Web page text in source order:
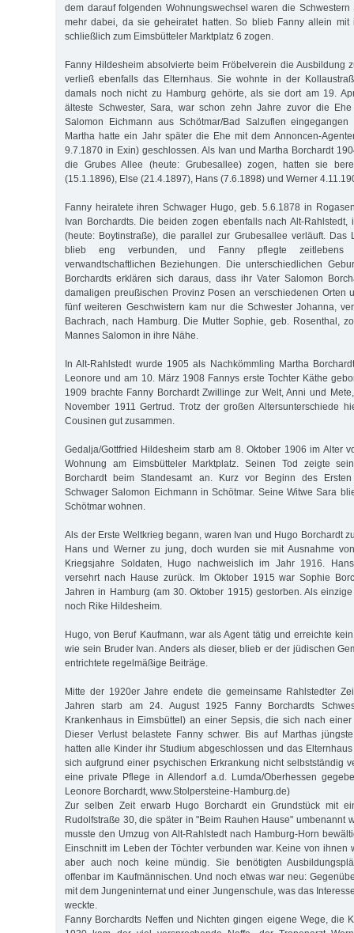
dem darauf folgenden Wohnungswechsel waren die
mehr dabei, da sie geheiratet hatten. So blieb Fanny allein mit
schließlich zum Eimsbütteler Marktplatz 6 zogen.
Fanny Hildesheim absolvierte beim Fröbelverein die Ausbildung
verließ ebenfalls das Elternhaus. Sie wohnte in der
damals noch nicht zu Hamburg gehörte, als sie dort am 19.
älteste Schwester, Sara, war schon zehn Jahre zuvor die
Salomon Eichmann aus Schötmar/Bad Salzuflen
Martha hatte ein Jahr später die Ehe mit dem Annoncen-
9.7.1870 in Exin) geschlossen. Als Ivan und Martha Borchardt
die Grubes Allee (heute: Grubesallee) zogen, hatten sie
(15.1.1896), Else (21.4.1897), Hans (7.6.1898) und Werner
Fanny heiratete ihren Schwager Hugo, geb. 5.6.1878 in
Ivan Borchardts. Die beiden zogen ebenfalls nach Alt-
(heute: Boytinstraße), die parallel zur Grubesallee verläuft. Das
blieb eng verbunden, und Fanny pflegte zeitlebens
verwandtschaftlichen Beziehungen. Die unterschiedlichen
Borchardts erklären sich daraus, dass ihr Vater Salomon
damaligen preußischen Provinz Posen an verschiedenen Orten
fünf weiteren Geschwistern kam nur die Schwester Johanna,
Bachrach, nach Hamburg. Die Mutter Sophie, geb. Rosenthal,
Mannes Salomon in ihre Nähe.
In Alt-Rahlstedt wurde 1905 als Nachkömmling Martha
Leonore und am 10. März 1908 Fannys erste Tochter Käthe
1909 brachte Fanny Borchardt Zwillinge zur Welt, Anni und
November 1911 Gertrud. Trotz der großen Altersunterschiede
Cousinen gut zusammen.
Gedalja/Gottfried Hildesheim starb am 8. Oktober 1906 im Alter
Wohnung am Eimsbütteler Marktplatz. Seinen Tod zeigte
Borchardt beim Standesamt an. Kurz vor Beginn des
Schwager Salomon Eichmann in Schötmar. Seine Witwe Sara
Schötmar wohnen.
Als der Erste Weltkrieg begann, waren Ivan und Hugo Borchardt
Hans und Werner zu jung, doch wurden sie mit Ausnahme
Kriegsjahre Soldaten, Hugo nachweislich im Jahr 1916.
versehrt nach Hause zurück. Im Oktober 1915 war Sophie
Jahren in Hamburg (am 30. Oktober 1915) gestorben. Als
noch Rike Hildesheim.
Hugo, von Beruf Kaufmann, war als Agent tätig und erreichte
wie sein Bruder Ivan. Anders als dieser, blieb er der jüdischen
entrichtete regelmäßige Beiträge.
Mitte der 1920er Jahre endete die gemeinsame Rahlstedter
Jahren starb am 24. August 1925 Fanny Borchardts
Krankenhaus in Eimsbüttel) an einer Sepsis, die sich nach einer
Dieser Verlust belastete Fanny schwer. Bis auf Marthas
hatten alle Kinder ihr Studium abgeschlossen und das
sich aufgrund einer psychischen Erkrankung nicht selbstständig
eine private Pflege in Allendorf a.d. Lumda/Oberhessen
Leonore Borchardt, www.Stolpersteine-Hamburg.de)
Zur selben Zeit erwarb Hugo Borchardt ein Grundstück mit
Rudolfstraße 30, die später in "Beim Rauhen Hause" umbenannt
musste den Umzug von Alt-Rahlstedt nach Hamburg-Horn
Einschnitt im Leben der Töchter verbunden war. Keine von ihnen
aber auch noch keine mündig. Sie benötigten
offenbar im Kaufmännischen. Und noch etwas war neu:
mit dem Jungeninternat und einer Jungenschule, was das
weckte.
Fanny Borchardts Neffen und Nichten gingen eigene Wege, die